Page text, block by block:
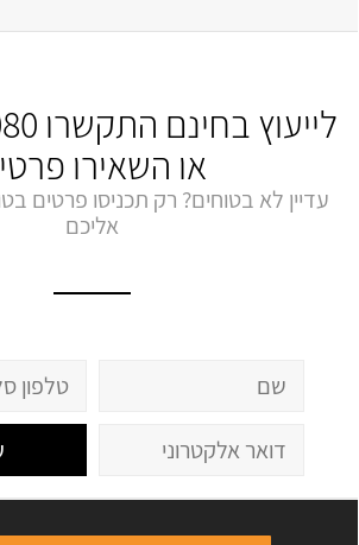
לייעוץ בחינם התקשרו
או השאירו
עדיין לא בטוחים? רק תכניסו פרטים
אליכם